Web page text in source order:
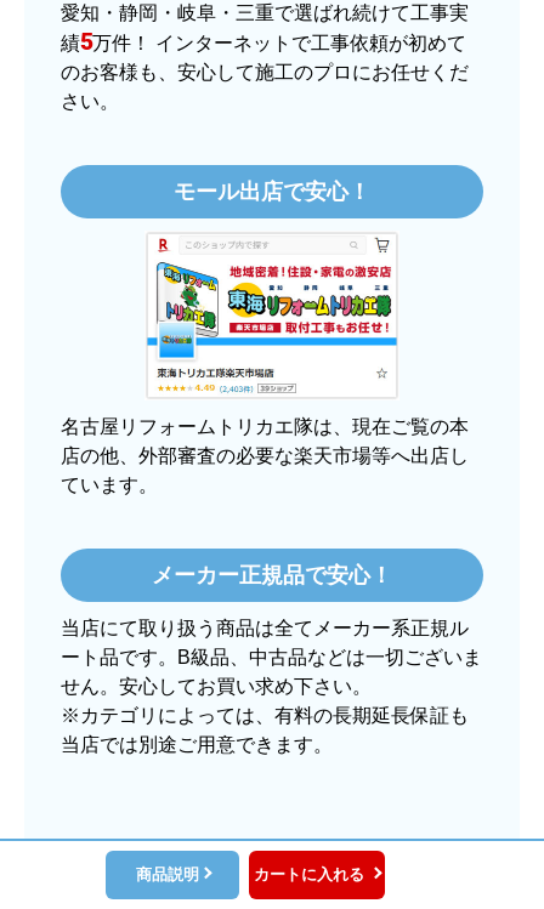
【注文商品】ヒーター・ストーブ 【注
文時期】2025年11月頃（モバイルから）
【このショップを選んだ理由は？】
【注文からどのくらいで届きましたか？】
3日程で届きました。発送作業が早かったです。
【その他感想・コメント】
大手ネットショップよりも結構安いところで買う
のは不安でしたが、発送もかなり早くて、梱包も
丁寧でした。
2025年12月24日 21:44
欲しい商品をスムーズに注文できましたか？
はい
ショップからの連絡や対応は適切でしたか？
はい
予定の期日までに商品が届きましたか？
はい
またこのショップを利用したいですか？
愛知・静岡・岐阜・三重で選ばれ続けて工事実
績5万件！ インターネットで工事依頼が初めて
のお客様も、安心して施工のプロにお任せくだ
さい。
モール出店で安心！
名古屋リフォームトリカエ隊は、現在ご覧の本
店の他、外部審査の必要な楽天市場等へ出店し
ています。
メーカー正規品で安心！
当店にて取り扱う商品は全てメーカー系正規ル
ート品です。B級品、中古品などは一切ございま
せん。安心してお買い求め下さい。
※カテゴリによっては、有料の長期延長保証も
当店では別途ご用意できます。
商品説明 カートに入れる